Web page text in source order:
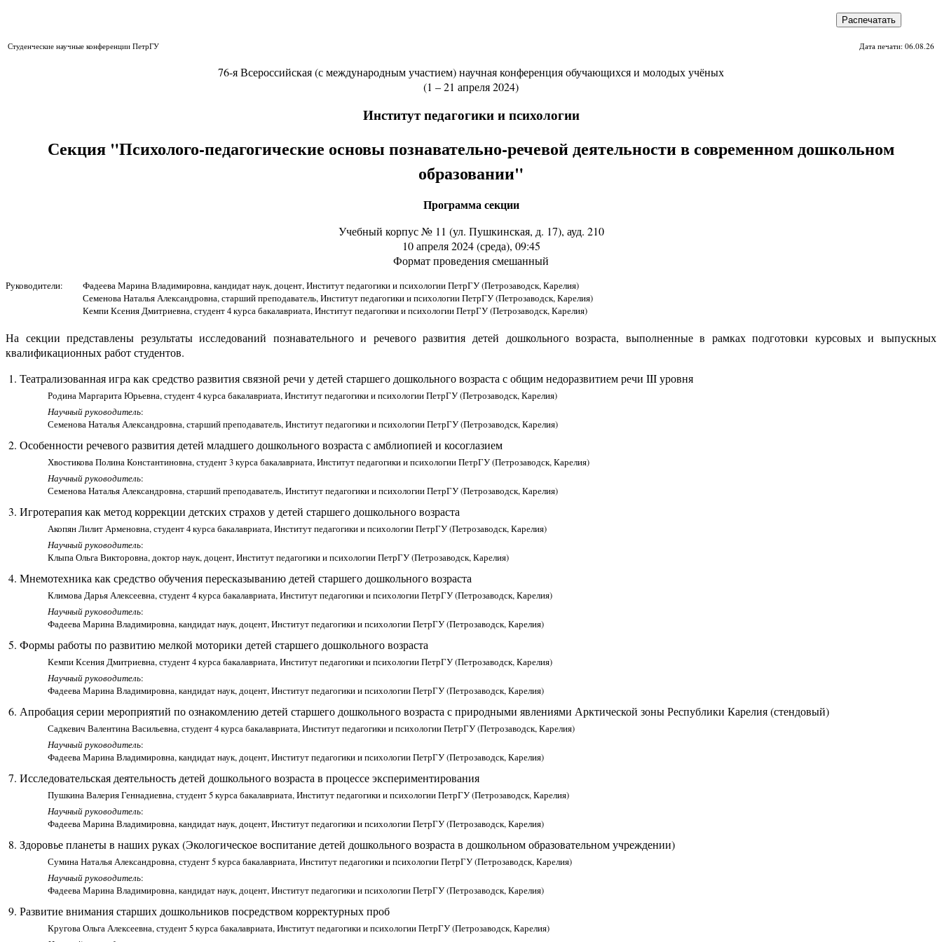
Распечатать
Студенческие научные конференции ПетрГУ Дата печати: 06.08.26
76-я Всероссийская (с международным участием) научная конференция обучающихся и молодых учёных
(1 – 21 апреля 2024)
Институт педагогики и психологии
Секция "Психолого-педагогические основы познавательно-речевой деятельности в современном дошкольном
образовании"
Программа секции
Учебный корпус № 11 (ул. Пушкинская, д. 17), ауд. 210
10 апреля 2024 (среда), 09:45
Формат проведения смешанный
Руководители:
Фадеева Марина Владимировна, кандидат наук, доцент, Институт педагогики и психологии ПетрГУ (Петрозаводск, Карелия)
Семенова Наталья Александровна, старший преподаватель, Институт педагогики и психологии ПетрГУ (Петрозаводск, Карелия)
Кемпи Ксения Дмитриевна, студент 4 курса бакалавриата, Институт педагогики и психологии ПетрГУ (Петрозаводск, Карелия)
На секции представлены результаты исследований познавательного и речевого развития детей дошкольного возраста, выполненные в рамках подготовки курсовых и выпускных
квалификационных работ студентов.
Театрализованная игра как средство развития связной речи у детей старшего дошкольного возраста с общим недоразвитием речи III уровня
Родина Маргарита Юрьевна, студент 4 курса бакалавриата, Институт педагогики и психологии ПетрГУ (Петрозаводск, Карелия)
Научный руководитель:
Семенова Наталья Александровна, старший преподаватель, Институт педагогики и психологии ПетрГУ (Петрозаводск, Карелия)
Особенности речевого развития детей младшего дошкольного возраста с амблиопией и косоглазием
Хвостикова Полина Константиновна, студент 3 курса бакалавриата, Институт педагогики и психологии ПетрГУ (Петрозаводск, Карелия)
Научный руководитель:
Семенова Наталья Александровна, старший преподаватель, Институт педагогики и психологии ПетрГУ (Петрозаводск, Карелия)
Игротерапия как метод коррекции детских страхов у детей старшего дошкольного возраста
Акопян Лилит Арменовна, студент 4 курса бакалавриата, Институт педагогики и психологии ПетрГУ (Петрозаводск, Карелия)
Научный руководитель:
Клыпа Ольга Викторовна, доктор наук, доцент, Институт педагогики и психологии ПетрГУ (Петрозаводск, Карелия)
Мнемотехника как средство обучения пересказыванию детей старшего дошкольного возраста
Климова Дарья Алексеевна, студент 4 курса бакалавриата, Институт педагогики и психологии ПетрГУ (Петрозаводск, Карелия)
Научный руководитель:
Фадеева Марина Владимировна, кандидат наук, доцент, Институт педагогики и психологии ПетрГУ (Петрозаводск, Карелия)
Формы работы по развитию мелкой моторики детей старшего дошкольного возраста
Кемпи Ксения Дмитриевна, студент 4 курса бакалавриата, Институт педагогики и психологии ПетрГУ (Петрозаводск, Карелия)
Научный руководитель:
Фадеева Марина Владимировна, кандидат наук, доцент, Институт педагогики и психологии ПетрГУ (Петрозаводск, Карелия)
Апробация серии мероприятий по ознакомлению детей старшего дошкольного возраста с природными явлениями Арктической зоны Республики Карелия (стендовый)
Садкевич Валентина Васильевна, студент 4 курса бакалавриата, Институт педагогики и психологии ПетрГУ (Петрозаводск, Карелия)
Научный руководитель:
Фадеева Марина Владимировна, кандидат наук, доцент, Институт педагогики и психологии ПетрГУ (Петрозаводск, Карелия)
Исследовательская деятельность детей дошкольного возраста в процессе экспериментирования
Пушкина Валерия Геннадиевна, студент 5 курса бакалавриата, Институт педагогики и психологии ПетрГУ (Петрозаводск, Карелия)
Научный руководитель:
Фадеева Марина Владимировна, кандидат наук, доцент, Институт педагогики и психологии ПетрГУ (Петрозаводск, Карелия)
Здоровье планеты в наших руках (Экологическое воспитание детей дошкольного возраста в дошкольном образовательном учреждении)
Сумина Наталья Александровна, студент 5 курса бакалавриата, Институт педагогики и психологии ПетрГУ (Петрозаводск, Карелия)
Научный руководитель:
Фадеева Марина Владимировна, кандидат наук, доцент, Институт педагогики и психологии ПетрГУ (Петрозаводск, Карелия)
Развитие внимания старших дошкольников посредством корректурных проб
Кругова Ольга Алексеевна, студент 5 курса бакалавриата, Институт педагогики и психологии ПетрГУ (Петрозаводск, Карелия)